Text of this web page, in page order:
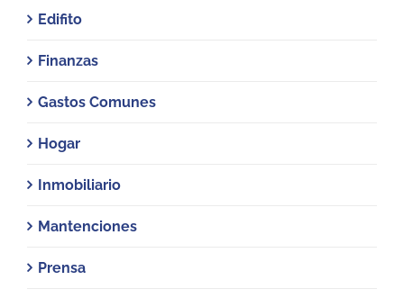
Edifito
Finanzas
Gastos Comunes
Hogar
Inmobiliario
Mantenciones
Prensa